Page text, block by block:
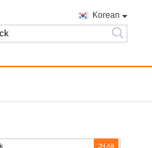
Korean
search